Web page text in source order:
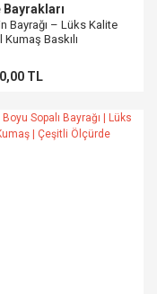
Bayrakları
Bayrağı – Lüks Kalite
Kumaş Baskılı
TL